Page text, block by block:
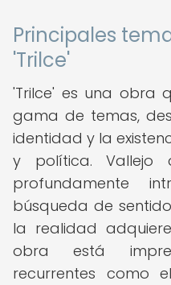
Principales
'Trilce'
'Trilce' es una obra
gama de temas,
identidad y la
y política. Vallejo
profundamente
búsqueda de
la realidad
obra está
recurrentes como